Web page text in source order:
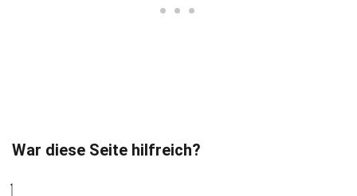
War diese Seite hilfreich?